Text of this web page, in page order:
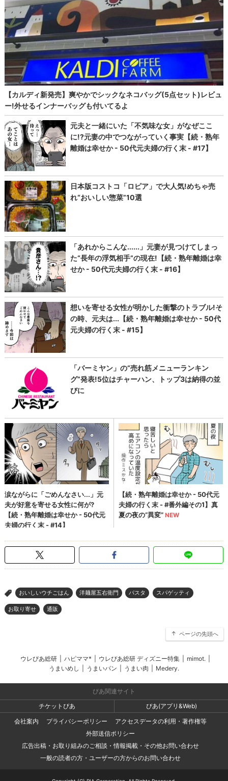
> おいしいウチごはん 洋麺屋五右衛門 パスタ スパゲッティ
お取り寄せ 通販
ページの先頭へ
ウレぴあ総研 ハピママ* ウレぴあ総研 ディズニー特集 mimot.
うまいめし
うまいパン うまい肉 Medery.
ぴあ関連サイト
チケットぴあ
ぴあ(アプリ&Web)
会社案内
プライバシーポリシー
アクセスデータの利用・著作権等
外部送信ポリシー
広告出稿・お取り組みのご相談・情報掲載・その他お問い合わせ
一般の読者の方・ユーザーの方からのお問い合わせ